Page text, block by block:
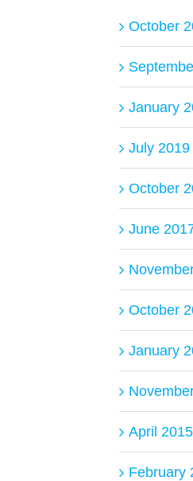
October
January
July 2019
October
June
October
January
April 2015
February